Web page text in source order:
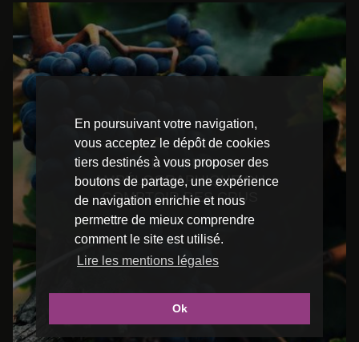
En poursuivant votre navigation,
vous acceptez le dépôt de cookies
tiers destinés à vous proposer des
boutons de partage, une expérience
de navigation enrichie et nous
permettre de mieux comprendre
comment le site est utilisé.
Lire les mentions légales
Ok
LE JARDIN
AMPÉLOGRAPHIQUE DU
COMPTOIR DES CRUS